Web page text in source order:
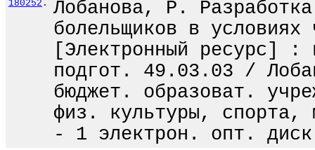
180252 .
Лобанова, Р.
болельщиков в
[Электронный ресурс]
подгот. 49.03.03 /
бюджет. образоват.
физ. культуры,
- 1 электрон. опт. диск